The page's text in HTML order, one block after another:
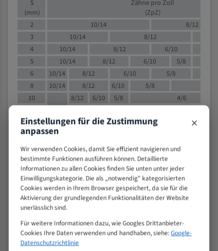
S
(mm)
Zähne pro Zoll
(ZpZ)
2
10/14
8/12
3
10/14 8/12
4
10/14 8/12 6/10
5
10/14 8/12 6/10
5/8
6
10/14 8/12 6/10
5/8
8
10/14 8/12 6/10 5/8
10
8/12 6/10 5/8
4/6
15
8/12 6/10
4/5
20
30
4/5
50
80
> 100
VOLLMATERIAL
M (mm)
Zähne pro
Zoll (ZpZ))
>
10/14
Einstellungen für die Zustimmung
anpassen ×
Wir verwenden Cookies, damit Sie effizient navigieren und
bestimmte Funktionen ausführen können. Detaillierte
Informationen zu allen Cookies finden Sie unten unter jeder
Einwilligungskategorie. Die als „notwendig" kategorisierten
Cookies werden in Ihrem Browser gespeichert, da sie für die
Aktivierung der grundlegenden Funktionalitäten der Website
unerlässlich sind.
Für weitere Informationen dazu, wie Googles Drittanbieter-
Cookies Ihre Daten verwenden und handhaben, siehe:Google-
Datenschutzrichtlinie